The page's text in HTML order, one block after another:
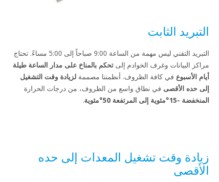
الثابت
التبريد التقني ليس مهمة من الساعة 9:00 صباحاً إلى 5:00 مساءً. تحتاج
وغرف الخوادم إلى تحكم بالمناخ على مدار الساعة طيلة
في كافة الظروف. أنظمتنا مصممةلزيادة وقت التشغيل
في نطاق واسع من الظروف، من درجات الحرارة
.
وقت تشغيل المعدات إلى حده